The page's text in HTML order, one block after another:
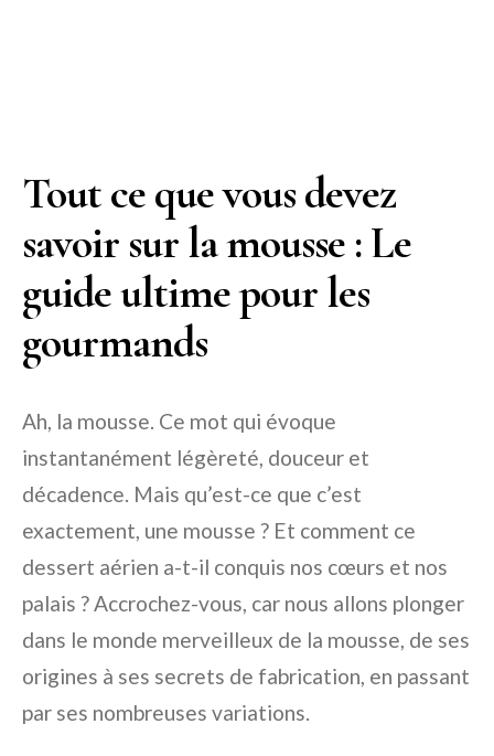
Tout ce que vous devez
savoir sur la mousse : Le
guide ultime pour les
gourmands
Ah, la mousse. Ce mot qui évoque
instantanément légèreté, douceur et
décadence. Mais qu’est-ce que c’est
exactement, une mousse ? Et comment ce
dessert aérien a-t-il conquis nos cœurs et nos
palais ? Accrochez-vous, car nous allons plonger
dans le monde merveilleux de la mousse, de ses
origines à ses secrets de fabrication, en passant
par ses nombreuses variations.